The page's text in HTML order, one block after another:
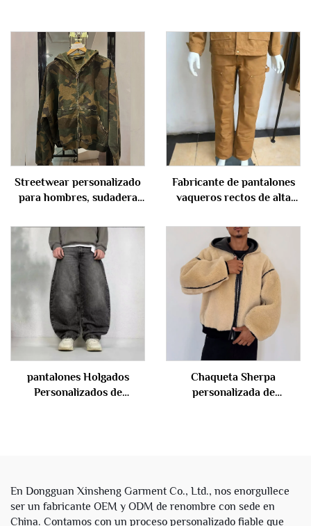
Streetwear personalizado
para hombres, sudadera
algodón, con efecto
desgastado, camuflaje
militar, con cierre, unisex
Fabricante de pantalones
vaqueros rectos de alta
lienzo, trabajo, cargo,
doble rodillera para
hombre
pantalones Holgados
Personalizados de
Chaqueta Sherpa
personalizada de
En Dongguan Xinsheng Garment Co., Ltd., nos enorgullece
ser un fabricante OEM y ODM de renombre con sede en
China. Contamos con un proceso personalizado fiable que